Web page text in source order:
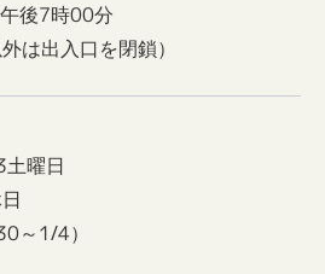
後7時00分
は出入口を閉鎖）
曜日
～1/4）